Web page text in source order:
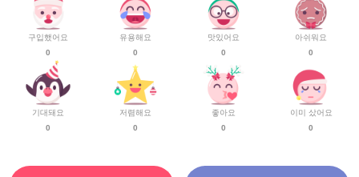
구입했어요
0
기대돼요
0
유용해요
0
저렴해요
0
맛있어요
0
좋아요
0
아쉬워요
0
이미 샀어요
0